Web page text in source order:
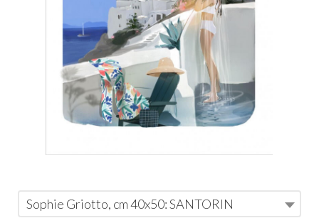
Sophie Griotto, cm 40x50: SANTORIN